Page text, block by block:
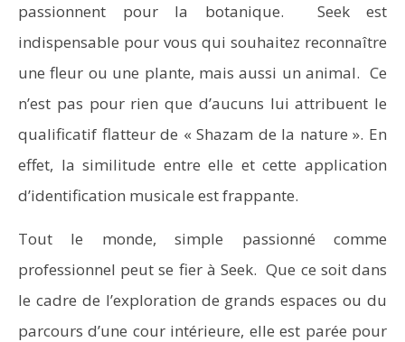
passionnent pour la botanique. Seek est
indispensable pour vous qui souhaitez reconnaître
une fleur ou une plante, mais aussi un animal. Ce
n’est pas pour rien que d’aucuns lui attribuent le
qualificatif flatteur de « Shazam de la nature ». En
effet, la similitude entre elle et cette application
d’identification musicale est frappante.
Tout le monde, simple passionné comme
professionnel peut se fier à Seek. Que ce soit dans
le cadre de l’exploration de grands espaces ou du
parcours d’une cour intérieure, elle est parée pour